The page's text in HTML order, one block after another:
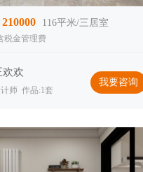
210000 116平米/三居室
税金管理费
欢欢
师 作品:1套
我要咨询